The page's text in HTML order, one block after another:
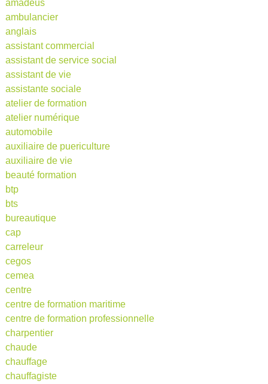
amadeus
ambulancier
anglais
assistant commercial
assistant de service social
assistant de vie
assistante sociale
atelier de formation
atelier numérique
automobile
auxiliaire de puericulture
auxiliaire de vie
beauté formation
btp
bts
bureautique
cap
carreleur
cegos
cemea
centre
centre de formation maritime
centre de formation professionnelle
charpentier
chaude
chauffage
chauffagiste